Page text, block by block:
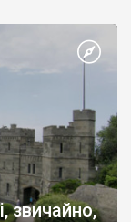
звичайно,